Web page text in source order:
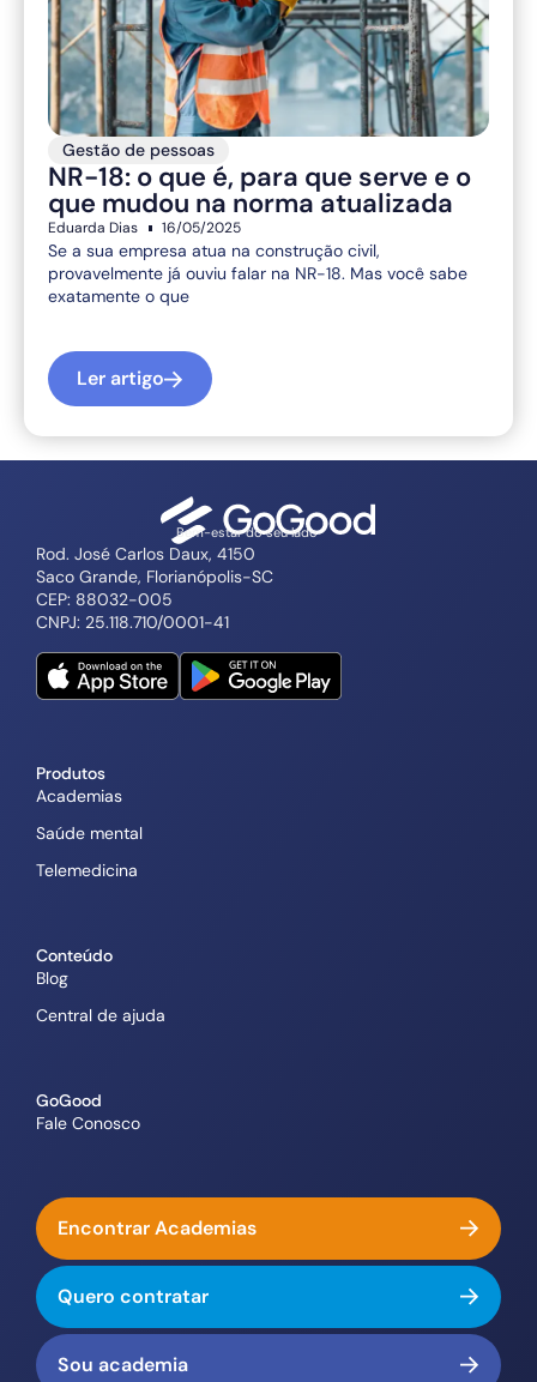
Gestão de pessoas
NR-18: o que é, para que serve e o
que mudou na norma atualizada
Eduarda Dias 16/05/2025
Se a sua empresa atua na construção civil,
provavelmente já ouviu falar na NR-18. Mas você sabe
exatamente o que
Ler artigo
Bem-estar do seu lado
Rod. José Carlos Daux, 4150
Saco Grande, Florianópolis-SC
CEP: 88032-005
CNPJ: 25.118.710/0001-41
Produtos
Academias
Saúde mental
Telemedicina
Conteúdo
Blog
Central de ajuda
GoGood
Fale Conosco
Encontrar Academias
Quero contratar
Sou academia